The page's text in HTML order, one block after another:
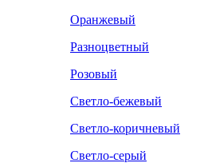
Оранжевый
Разноцветный
Розовый
Светло-бежевый
Светло-коричневый
Светло-серый